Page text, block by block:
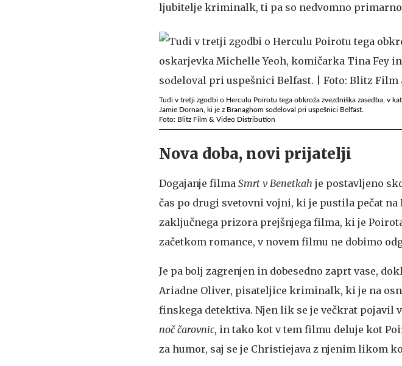
ljubitelje kriminalk, ti pa so nedvomno
Tudi v tretji zgodbi o Herculu Poirotu tega obkroža zvezdniška zasedba, v
Jamie Dornan, ki je z Branaghom sodeloval pri uspešnici Belfast.
Foto: Blitz Film & Video Distribution
Nova doba, novi prijatelji
Dogajanje filma Smrt v Benetkah je postavljeno
čas po drugi svetovni vojni, ki je pustila pečat
zaključnega prizora prejšnjega filma, ki je
začetkom romance, v novem filmu ne dobimo
Je pa bolj zagrenjen in dobesedno zaprt vase,
Ariadne Oliver, pisateljice kriminalk, ki je na
finskega detektiva. Njen lik se je večkrat pojavil
noč čarovnic, in tako kot v tem filmu deluje kot
za humor, saj se je Christiejava z njenim likom